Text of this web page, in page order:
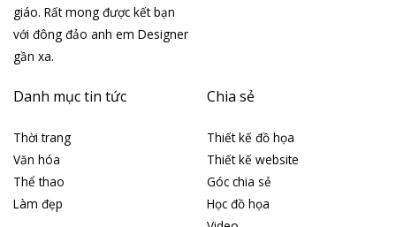
giáo. Rất mong được kết bạn
với đông đảo anh em Designer
gần xa.
Danh mục tin tức
Thời trang
Văn hóa
Thể thao
Làm đẹp
Chia sẻ
Thiết kế đồ họa
Thiết kế website
Góc chia sẻ
Học đồ họa